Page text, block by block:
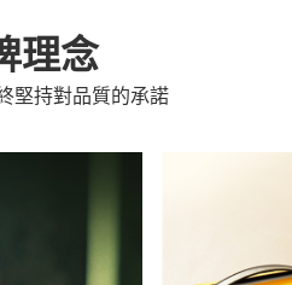
理念
堅持對品質的承諾